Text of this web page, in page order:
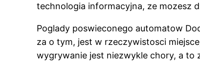
technologia informacyjna, ze mozesz
Poglady poswieconego automatow
za o tym, jest w rzeczywistosci
wygrywanie jest niezwykle chory, a to